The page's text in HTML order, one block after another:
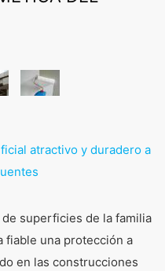
atractivo y duradero a
superficies de la familia
fiable una protección a
en las construcciones